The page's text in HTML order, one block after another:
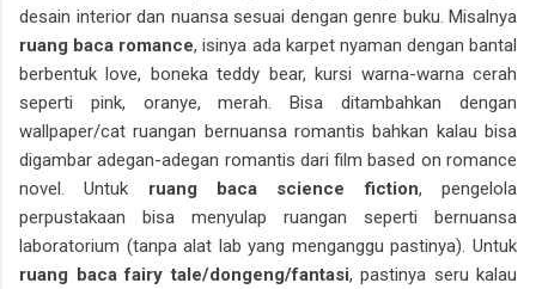
desain interior dan nuansa sesuai dengan genre buku. Misalnya
ruang baca romance, isinya ada karpet nyaman dengan bantal
berbentuk love, boneka teddy bear, kursi warna-warna cerah
seperti pink, oranye, merah. Bisa ditambahkan dengan
wallpaper/cat ruangan bernuansa romantis bahkan kalau bisa
digambar adegan-adegan romantis dari film based on romance
novel. Untuk ruang baca science fiction, pengelola
perpustakaan bisa menyulap ruangan seperti bernuansa
laboratorium (tanpa alat lab yang menganggu pastinya). Untuk
ruang baca fairy tale/dongeng/fantasi, pastinya seru kalau